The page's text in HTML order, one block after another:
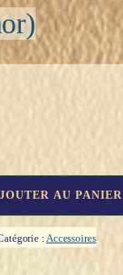
AU PANIER
:Accessoires